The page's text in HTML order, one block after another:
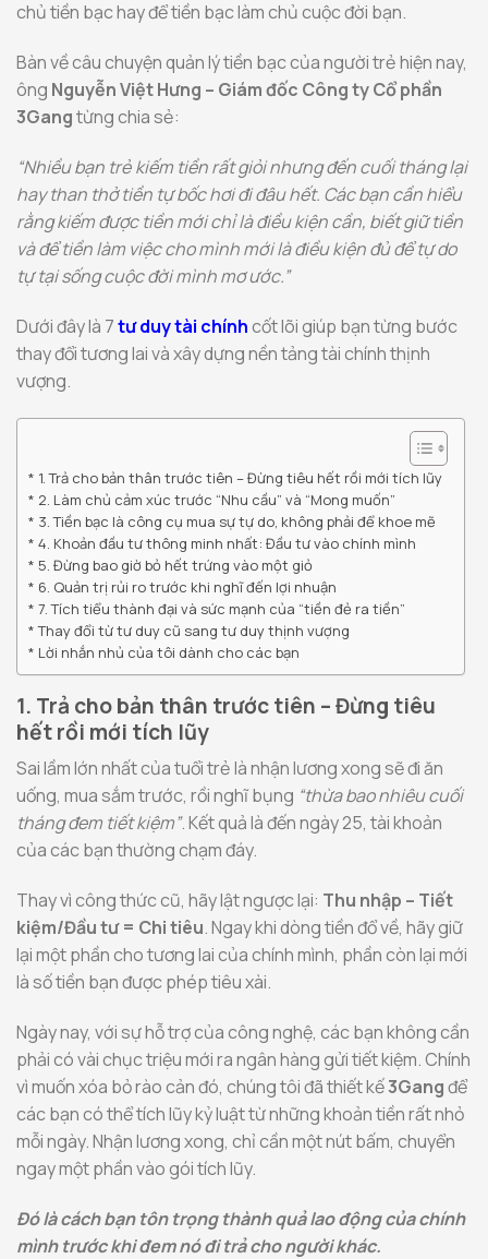
chủ tiền bạc hay để tiền bạc làm chủ cuộc đời bạn.
Bàn về câu chuyện quản lý tiền bạc của người trẻ hiện nay,
ông Nguyễn Việt Hưng – Giám đốc Công ty Cổ phần
3Gangtừng chia sẻ:
“Nhiều bạn trẻ kiếm tiền rất giỏi nhưng đến cuối tháng lại
hay than thở tiền tự bốc hơi đi đâu hết. Các bạn cần hiểu
rằng kiếm được tiền mới chỉ là điều kiện cần, biết giữ tiền
và để tiền làm việc cho mình mới là điều kiện đủ để tự do
tự tại sống cuộc đời mình mơ ước.”
Dưới đây là 7tư duy tài chínhcốt lõi giúp bạn từng bước
thay đổi tương lai và xây dựng nền tảng tài chính thịnh
vượng.
1. Trả cho bản thân trước tiên – Đừng tiêu hết rồi mới tích lũy
2. Làm chủ cảm xúc trước “Nhu cầu” và “Mong muốn”
3. Tiền bạc là công cụ mua sự tự do, không phải để khoe mẽ
4. Khoản đầu tư thông minh nhất: Đầu tư vào chính mình
5. Đừng bao giờ bỏ hết trứng vào một giỏ
6. Quản trị rủi ro trước khi nghĩ đến lợi nhuận
7. Tích tiểu thành đại và sức mạnh của “tiền đẻ ra tiền”
Thay đổi từ tư duy cũ sang tư duy thịnh vượng
Lời nhắn nhủ của tôi dành cho các bạn
1. Trả cho bản thân trước tiên – Đừng tiêu
hết rồi mới tích lũy
Sai lầm lớn nhất của tuổi trẻ là nhận lương xong sẽ đi ăn
uống, mua sắm trước, rồi nghĩ bụng “thừa bao nhiêu cuối
tháng đem tiết kiệm”. Kết quả là đến ngày 25, tài khoản
của các bạn thường chạm đáy.
Thay vì công thức cũ, hãy lật ngược lại: Thu nhập – Tiết
kiệm/Đầu tư = Chi tiêu. Ngay khi dòng tiền đổ về, hãy giữ
lại một phần cho tương lai của chính mình, phần còn lại mới
là số tiền bạn được phép tiêu xài.
Ngày nay, với sự hỗ trợ của công nghệ, các bạn không cần
phải có vài chục triệu mới ra ngân hàng gửi tiết kiệm. Chính
vì muốn xóa bỏ rào cản đó, chúng tôi đã thiết kế3Gangđể
các bạn có thể tích lũy kỷ luật từ những khoản tiền rất nhỏ
mỗi ngày. Nhận lương xong, chỉ cần một nút bấm, chuyển
ngay một phần vào gói tích lũy.
Đó là cách bạn tôn trọng thành quả lao động của chính
mình trước khi đem nó đi trả cho người khác.